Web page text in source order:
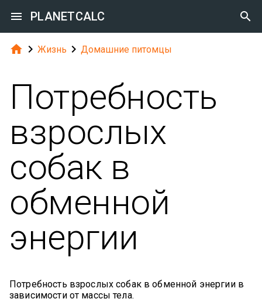
 PLANETCALC 
  Жизнь  Домашние питомцы
Потребность
взрослых
собак в
обменной
энергии
Потребность взрослых собак в обменной энергии в
зависимости от массы тела.